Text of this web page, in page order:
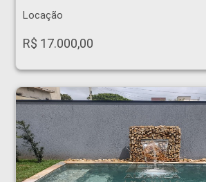
Locação
R$ 17.000,00